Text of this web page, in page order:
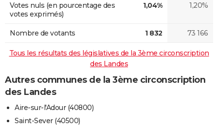
Votes nuls (en pourcentage des
votes exprimés)
1,04% 1,20%
Nombre de votants 1 832 73 166
Tous les résultats des législatives de la 3ème circonscription
des Landes
Autres communes de la 3ème circonscription
des Landes
Aire-sur-l'Adour (40800)
Saint-Sever (40500)